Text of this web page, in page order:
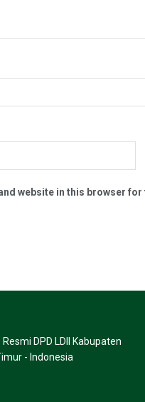
website in this browser
DPD LDII Kabupaten
- Indonesia